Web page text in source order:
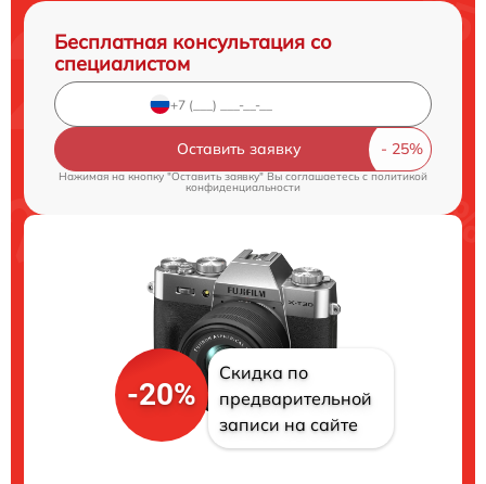
Бесплатная консультация со
специалистом
Оставить заявку
Нажимая на кнопку "Оставить заявку" Вы соглашаетесь c политикой
конфиденциальности
-20%
Скидка по
предварительной
записи на сайте